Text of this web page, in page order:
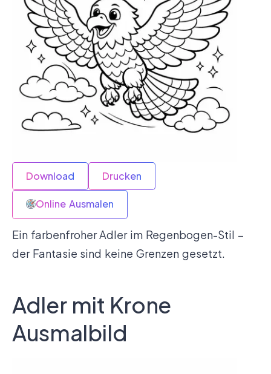
Download Drucken
Online Ausmalen
Ein farbenfroher Adler im Regenbogen-Stil –
der Fantasie sind keine Grenzen gesetzt.
Adler mit Krone
Ausmalbild